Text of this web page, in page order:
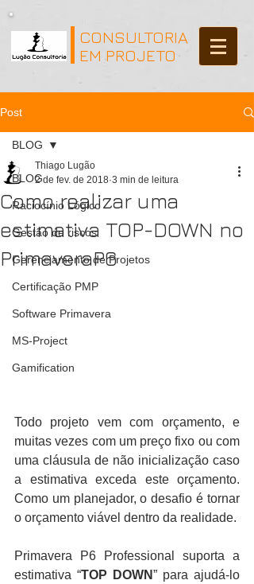
CONSULTORIA
EM PROJETO
Post
BLOG
Raciocínio Lógico
Gestão de riscos
Gerenciamento de Projetos
Certificação PMP
Software Primavera
MS-Project
Gamification
BLOG
Como realizar uma
estimativa TOP-DOWN no
PrimaveraP6
Thiago Lugão
2 de fev. de 2018 3 min de leitura
Todo projeto vem com orçamento, e
muitas vezes com um preço fixo ou com
uma cláusula de não inicialização caso
a estimativa exceda este orçamento.
Como um planejador, o desafio é tornar
o orçamento viável dentro da realidade.
Primavera P6 Professional suporta a
estimativa “TOP DOWN” para ajudá-lo